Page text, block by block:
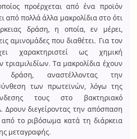
προέρχεται από ένα προϊόν
από πολλά άλλα μακρολίδια στο ότι
δράση, η οποία, εν μέρει,
αμινομάδες που διαθέτει. Για τον
χαρακτηριστεί ως χημική
τριαμιλιδίων. Τα μακρολίδια έχουν
δράση, αναστέλλοντας την
των πρωτεϊνών, λόγω της
τους στο βακτηριακό
Δρουν διεγείροντας την απόσπαση
το ριβόσωμα κατά τη διάρκεια
μεταγραφής.